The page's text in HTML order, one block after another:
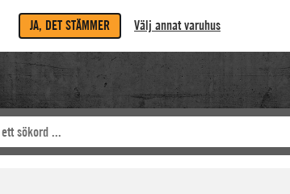
JA, DET STÄMMER Välj annat varuhus